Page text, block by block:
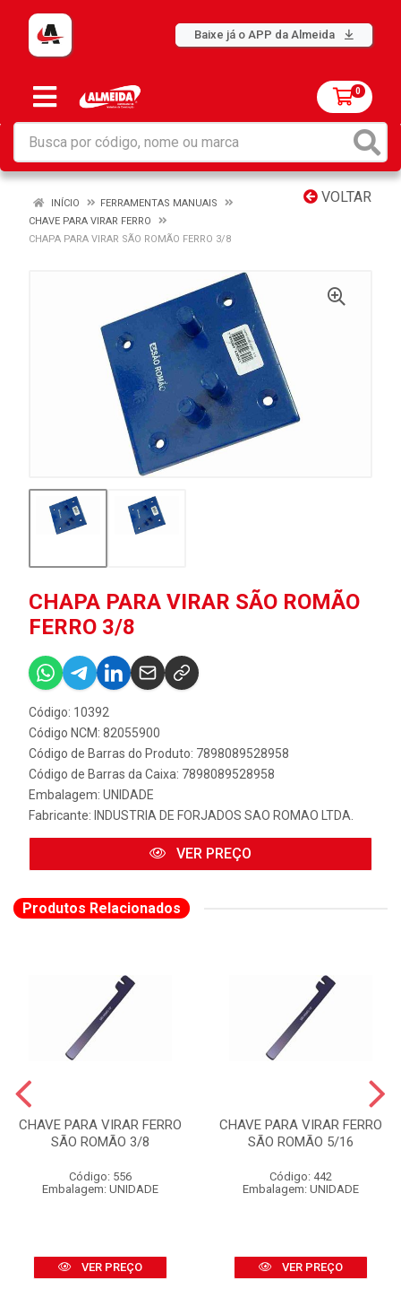
Baixe já o APP da Almeida
0
VOLTAR
INÍCIO
FERRAMENTAS MANUAIS
CHAVE PARA VIRAR FERRO
CHAPA PARA VIRAR SÃO ROMÃO FERRO 3/8
CHAPA PARA VIRAR SÃO ROMÃO
FERRO 3/8
Código: 10392
Código NCM: 82055900
Código de Barras do Produto: 7898089528958
Código de Barras da Caixa: 7898089528958
Embalagem: UNIDADE
Fabricante: INDUSTRIA DE FORJADOS SAO ROMAO LTDA.
VER PREÇO
Produtos Relacionados
CHAVE PARA VIRAR FERRO
SÃO ROMÃO 3/8
Código: 556
Embalagem: UNIDADE
VER PREÇO
CHAVE PARA VIRAR FERRO
SÃO ROMÃO 5/16
Código: 442
Embalagem: UNIDADE
VER PREÇO